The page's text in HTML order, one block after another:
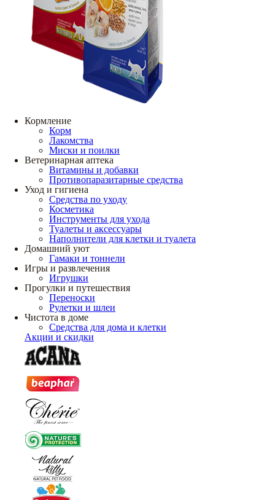
Кормление
Корм
Лакомства
Миски и поилки
Ветеринарная аптека
Витамины и добавки
Противопаразитарные средства
Уход и гигиена
Средства по уходу
Косметика
Инструменты для ухода
Туалеты и аксессуары
Наполнители для клетки и туалета
Домашний уют
Гамаки и тоннели
Игры и развлечения
Игрушки
Прогулки и путешествия
Переноски
Рулетки и шлеи
Чистота в доме
Средства для дома и клетки
Акции и скидки